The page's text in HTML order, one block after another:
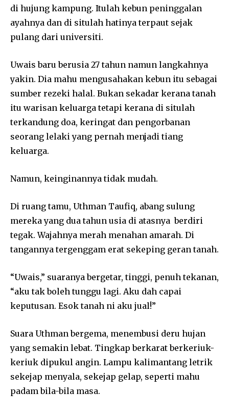
di hujung kampung. Itulah kebun peninggalan
ayahnya dan di situlah hatinya terpaut sejak
pulang dari universiti.
Uwais baru berusia 27 tahun namun langkahnya
yakin. Dia mahu mengusahakan kebun itu sebagai
sumber rezeki halal. Bukan sekadar kerana tanah
itu warisan keluarga tetapi kerana di situlah
terkandung doa, keringat dan pengorbanan
seorang lelaki yang pernah menjadi tiang
keluarga.
Namun, keinginannya tidak mudah.
Di ruang tamu, Uthman Taufiq, abang sulung
mereka yang dua tahun usia di atasnya berdiri
tegak. Wajahnya merah menahan amarah. Di
tangannya tergenggam erat sekeping geran tanah.
“Uwais,” suaranya bergetar, tinggi, penuh tekanan,
“aku tak boleh tunggu lagi. Aku dah capai
keputusan. Esok tanah ni aku jual!”
Suara Uthman bergema, menembusi deru hujan
yang semakin lebat. Tingkap berkarat berkeriuk-
keriuk dipukul angin. Lampu kalimantang letrik
sekejap menyala, sekejap gelap, seperti mahu
padam bila-bila masa.